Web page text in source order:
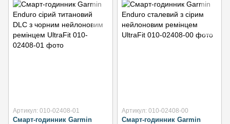
Артикул: 010-02408-01
Смарт-годинник Garmin
Артикул: 010-02408-00
Смарт-годинник Garmin